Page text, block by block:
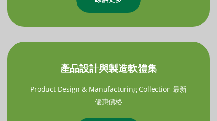
產品設計與製造軟體集
Product Design & Manufacturing Collection 最新
優惠價格